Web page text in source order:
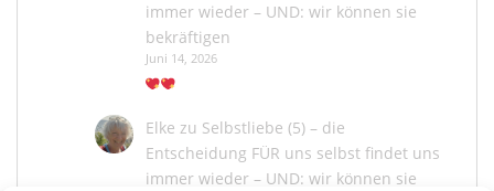
immer wieder – UND: wir können sie
bekräftigen
Juni 14, 2026
Elke zu Selbstliebe (5) – die
Entscheidung FÜR uns selbst findet uns
immer wieder – UND: wir können sie